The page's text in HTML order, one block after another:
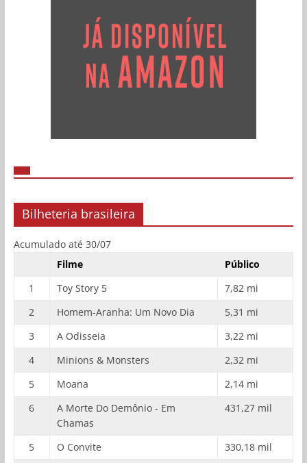
Bilheteria brasileira
Acumulado até 30/07
Filme
Público
1
Toy Story 5
7,82 mi
2
Homem-Aranha: Um Novo Dia
5,31 mi
3
A Odisseia
3,22 mi
4
Minions & Monsters
2,32 mi
5
Moana
2,14 mi
6
A Morte Do Demônio - Em
Chamas
431,27 mil
5 O Convite
330,18 mil